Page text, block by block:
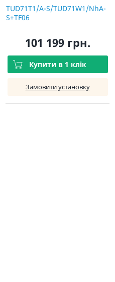
TUD71T1/A-S/TUD71W1/NhA-
S+TF06
101 199 грн.
Купити в 1 клік
Замовити установку